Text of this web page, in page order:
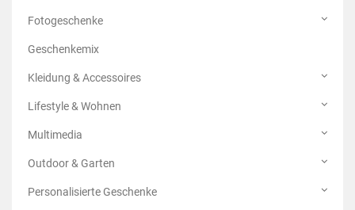
Fotogeschenke
Geschenkemix
Kleidung & Accessoires
Lifestyle & Wohnen
Multimedia
Outdoor & Garten
Personalisierte Geschenke